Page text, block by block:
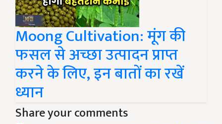
Moong Cultivation: मूंग की
फसल से अच्छा उत्पादन प्राप्त
करने के लिए, इन बातों का रखें
ध्यान
Share your comments